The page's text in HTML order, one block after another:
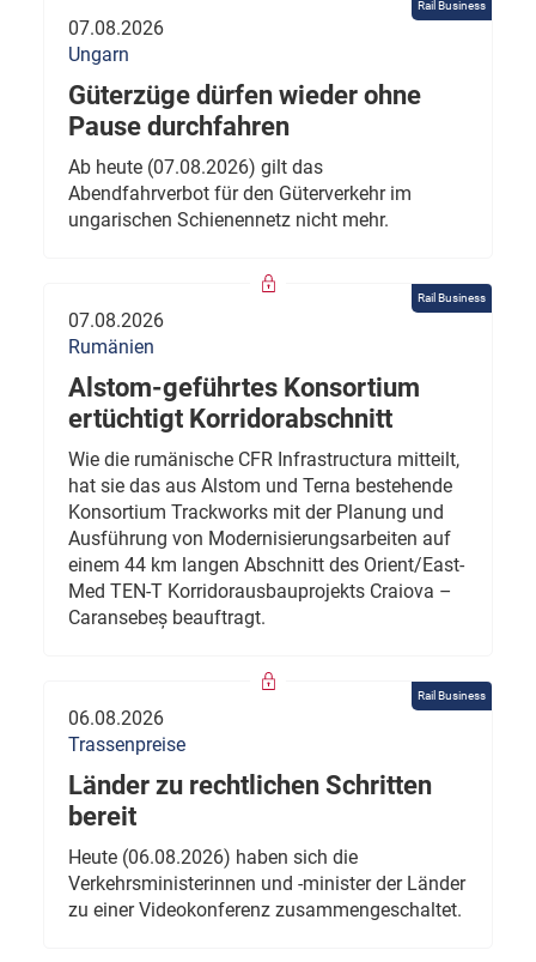
Rail Business
07.08.2026
Ungarn
Güterzüge dürfen wieder ohne
Pause durchfahren
Ab heute (07.08.2026) gilt das
Abendfahrverbot für den Güterverkehr im
ungarischen Schienennetz nicht mehr.
Rail Business
07.08.2026
Rumänien
Alstom-geführtes Konsortium
ertüchtigt Korridorabschnitt
Wie die rumänische CFR Infrastructura mitteilt,
hat sie das aus Alstom und Terna bestehende
Konsortium Trackworks mit der Planung und
Ausführung von Modernisierungsarbeiten auf
einem 44 km langen Abschnitt des Orient/East-
Med TEN-T Korridorausbauprojekts Craiova –
Caransebeș beauftragt.
Rail Business
06.08.2026
Trassenpreise
Länder zu rechtlichen Schritten
bereit
Heute (06.08.2026) haben sich die
Verkehrsministerinnen und -minister der Länder
zu einer Videokonferenz zusammengeschaltet.